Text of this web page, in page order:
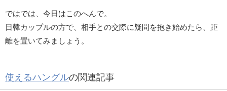
ではでは、今日はこのへんで。
日韓カップルの方で、相手との交際に疑問を抱き始めたら、距
離を置いてみましょう。
使えるハングルの関連記事